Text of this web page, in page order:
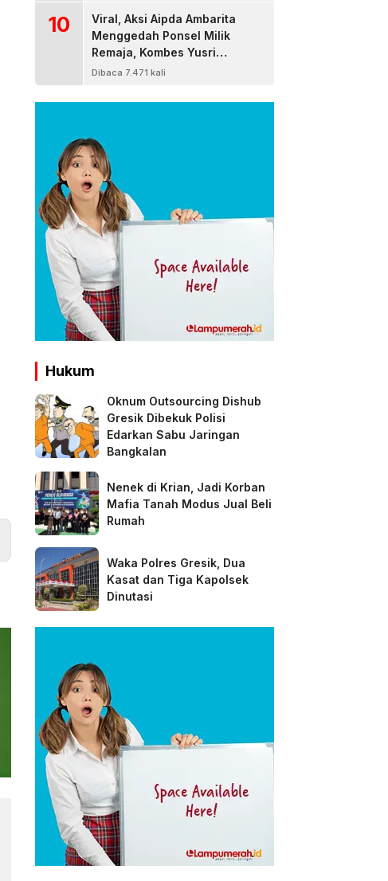
10
Viral, Aksi Aipda Ambarita
Menggedah Ponsel Milik
Remaja, Kombes Yusri
Bereaksi
Dibaca 7.471 kali
Hukum
Oknum Outsourcing Dishub
Gresik Dibekuk Polisi
Edarkan Sabu Jaringan
Bangkalan
Nenek di Krian, Jadi Korban
Mafia Tanah Modus Jual Beli
Rumah
Waka Polres Gresik, Dua
Kasat dan Tiga Kapolsek
Dinutasi